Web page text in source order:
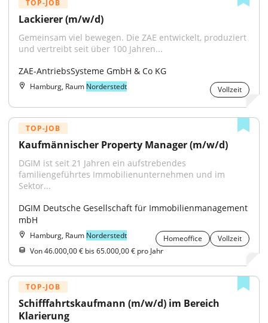
TOP-JOB
Lackierer (m/w/d)
Gemeinsam viel bewegen. Die ZAE entwickelt, produziert
und vertreibt seit über 100 Jahren...
ZAE-AntriebsSysteme GmbH & Co KG
Hamburg, Raum Norderstedt Vollzeit
TOP-JOB
Kaufmännischer Property Manager (m/w/d)
DGIM ist seit 21 Jahren ein aufstrebendes
familiengeführtes Immobilienunternehmen und im
Sektor...
DGIM Deutsche Gesellschaft für Immobilienmanagement
mbH
Hamburg, Raum Norderstedt Homeoffice
Vollzeit
Von 46.000,00 € bis 65.000,00 € pro Jahr
TOP-JOB
Schifffahrtskaufmann (m/w/d) im Bereich
Klarierung